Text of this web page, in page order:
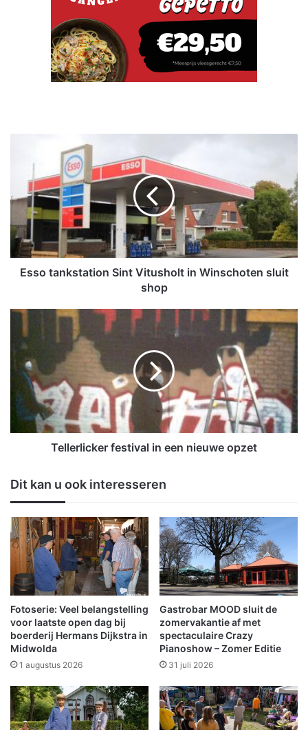
t
n
s
i
S
i
i
h
o
l
t
n
W
i
n
s
c
h
o
e
n
s
Esso tankstation Sint Vitusholt in Winschoten sluit
shop
T
e
r
c
f
e
s
t
a
l
i
n
e
e
n
i
e
u
Tellerlicker festival in een nieuwe opzet
Dit kan u ook interesseren
Fotoserie: Veel belangstelling
voor laatste open dag bij
boerderij Hermans Dijkstra in
Midwolda
1 augustus 2026
Gastrobar MOOD sluit de
zomervakantie af met
spectaculaire Crazy
Pianoshow – Zomer Editie
31 juli 2026